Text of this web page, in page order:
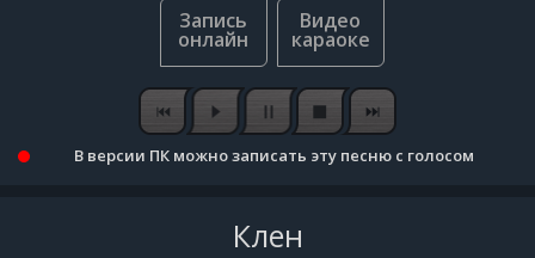
В версии ПК можно записать эту песню с голосом
Клен